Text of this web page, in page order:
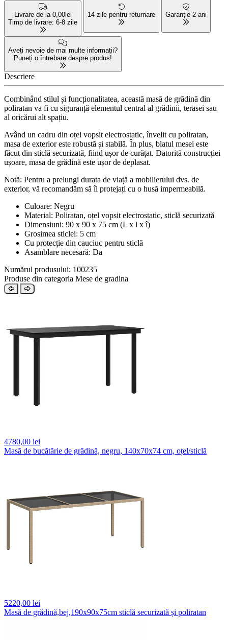
Livrare de la 0,00lei
Timp de livrare: 6-8 zile
14 zile pentru returnare Garanție 2 ani
Aveți nevoie de mai multe informații?
Puneți o întrebare despre produs!
Descriere
Combinând stilul și funcționalitatea, această masă de grădină din
poliratan va fi cu siguranță elementul central al grădinii, terasei sau
al oricărui alt spațiu.
Având un cadru din oțel vopsit electrostatic, învelit cu poliratan,
masa de exterior este robustă și stabilă. În plus, blatul mesei este
făcut din sticlă securizată, fiind ușor de curățat. Datorită construcției
ușoare, masa de grădină este ușor de deplasat.
Notă: Pentru a prelungi durata de viață a mobilierului dvs. de
exterior, vă recomandăm să îl protejați cu o husă impermeabilă.
Culoare: Negru
Material: Poliratan, oțel vopsit electrostatic, sticlă securizată
Dimensiuni: 90 x 90 x 75 cm (L x l x î)
Grosimea sticlei: 5 cm
Cu protecție din cauciuc pentru sticlă
Asamblare necesară: Da
Numărul produsului: 100235
Produse din categoria Mese de gradina
4780,00 lei
Masă de bucătărie de grădină, negru, 140x70x74 cm, oțel/sticlă
5220,00 lei
Masă de grădină,bej,190x90x75cm sticlă securizată și poliratan